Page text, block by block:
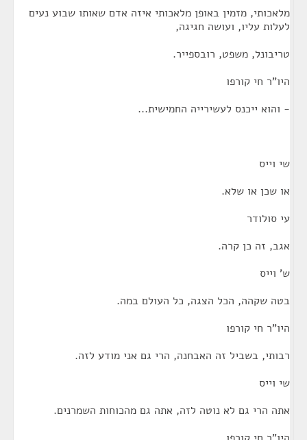
מלאכותי, מזמין באופן מלאכותי איזה אדם שאותו שבוע נעים
לעלות עליו, ועושה חגיגה,
טריבונל, משפט, רובספייר.
היו"ר חי קורפו
- והוא ייכנס לעשירייה החמישית...
שי וייס
או שכן או שלא.
עי סולודר
אגב, זה כן קרה.
ש' וייס
בטה שקהה, הכל הצגה, כל העולם במה.
היו"ר חי קורפו
רבותי, בשביל זה האבחנה, הרי גם אני מודע לזה.
שי וייס
אתה הרי גם לא נוטה לזה, אתה גם מהכוחות השמרנים.